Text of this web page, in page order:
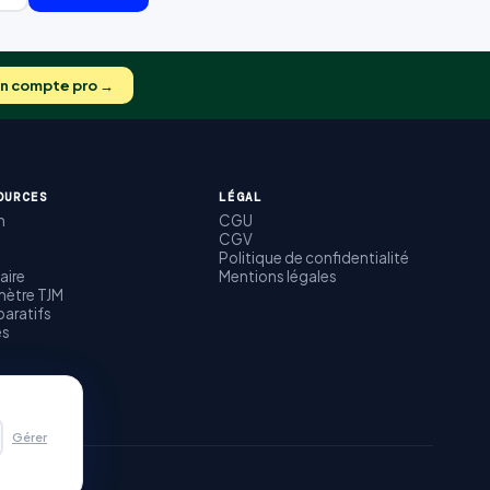
compte pro →
TJM
LÉGAL
CGU
CGV
Politique de confidentialité
Mentions légales
Gérer